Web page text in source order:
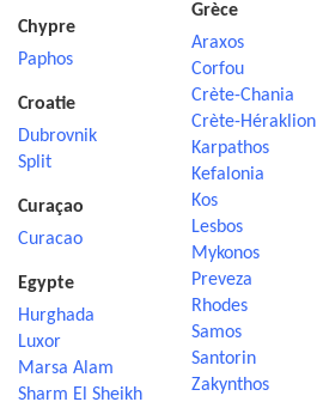
Chypre
Paphos
Croatie
Dubrovnik
Split
Curaçao
Curacao
Egypte
Hurghada
Luxor
Marsa Alam
Sharm El Sheikh
Grèce
Araxos
Corfou
Crète-Chania
Crète-Héraklion
Karpathos
Kefalonia
Kos
Lesbos
Mykonos
Preveza
Rhodes
Samos
Santorin
Zakynthos